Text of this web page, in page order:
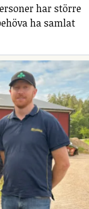
har större
ha samlat